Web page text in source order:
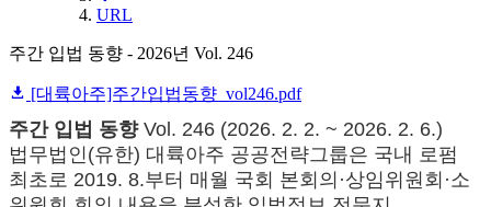
URL
주간 입법 동향 - 2026년 Vol. 246
[대륙아주]주간입법동향_vol246.pdf
주간 입법 동향Vol. 246 (2026. 2. 2. ~ 2026. 2. 6.)
법무법인(유한) 대륙아주 공공전략그룹은 국내 로펌
최초로 2019. 8.부터 매월 국회 본회의·상임위원회·소